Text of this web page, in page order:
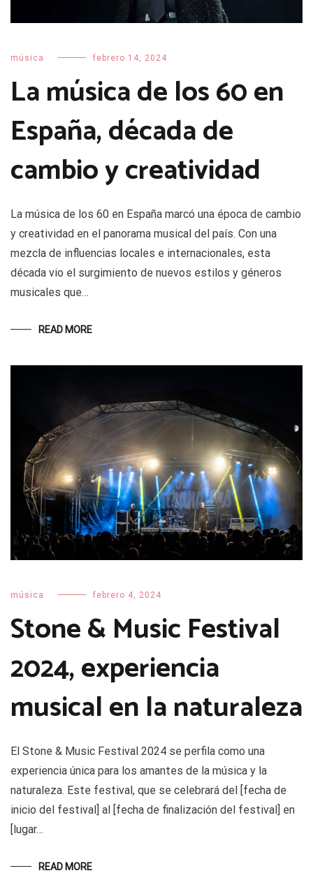
música febrero 14, 2024
La música de los 60 en
España, década de
cambio y creatividad
La música de los 60 en España marcó una época de cambio
y creatividad en el panorama musical del país. Con una
mezcla de influencias locales e internacionales, esta
década vio el surgimiento de nuevos estilos y géneros
musicales que…
READ MORE
música febrero 4, 2024
Stone & Music Festival
2024, experiencia
musical en la naturaleza
El Stone & Music Festival 2024 se perfila como una
experiencia única para los amantes de la música y la
naturaleza. Este festival, que se celebrará del [fecha de
inicio del festival] al [fecha de finalización del festival] en
[lugar…
READ MORE